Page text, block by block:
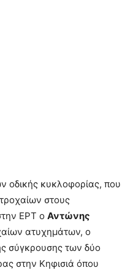
οδικής κυκλοφορίας, που
στους
ΕΡΤ ο Αντώνης
ατυχημάτων, ο
σύγκρουσης των δύο
στην Κηφισιά όπου